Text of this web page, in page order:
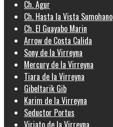
Ch. Agur
Ch. Hasta la Vista Sumohano
Ch. El Guayabo Marin
Arrow de Costa Calida
Sony de la Virreyna
Mercury de la Virreyna
Tiara de la Virreyna
Gibeltarik Gib
Karim de la Virreyna
Seductor Portus
Viriato de la Virreyna